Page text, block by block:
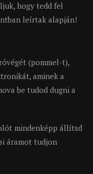
hogy tedd fel
leírtak alapján!
(pommel-t),
aminek a
be tudod dugni a
mindenképp állítsd
áramot tudjon